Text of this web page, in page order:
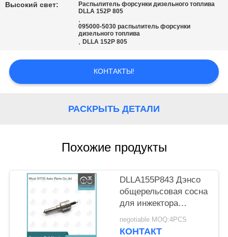
Высокий свет:
Распылитель форсунки дизельного топлива
DLLA 152P 805
,
095000-5030 распылитель форсунки
дизельного топлива
,DLLA 152P 805
КОНТАКТЫ!
РАСКРЫТЬ ДЕТАЛИ
Похожие продукты
DLLA155P843 Дэнсо
общерельсовая сосна
для инжектора
095000-5334
negotiable MOQ:4PCS
КОНТАКТ